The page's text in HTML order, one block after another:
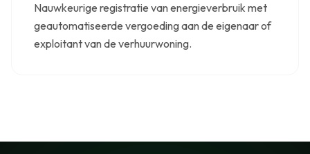
Nauwkeurige registratie van energieverbruik met
geautomatiseerde vergoeding aan de eigenaar of
exploitant van de verhuurwoning.